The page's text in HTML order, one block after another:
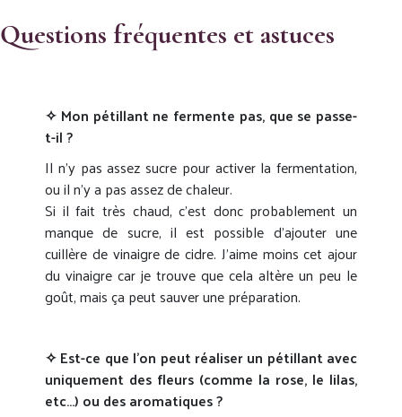
Questions fréquentes et astuces
✧ Mon pétillant ne fermente pas, que se passe-
t-il ?
Il n’y pas assez sucre pour activer la fermentation,
ou il n’y a pas assez de chaleur.
Si il fait très chaud, c’est donc probablement un
manque de sucre, il est possible d’ajouter une
cuillère de vinaigre de cidre. J’aime moins cet ajour
du vinaigre car je trouve que cela altère un peu le
goût, mais ça peut sauver une préparation.
✧ Est-ce que l’on peut réaliser un pétillant avec
uniquement des fleurs (comme la rose, le lilas,
etc…) ou des aromatiques ?